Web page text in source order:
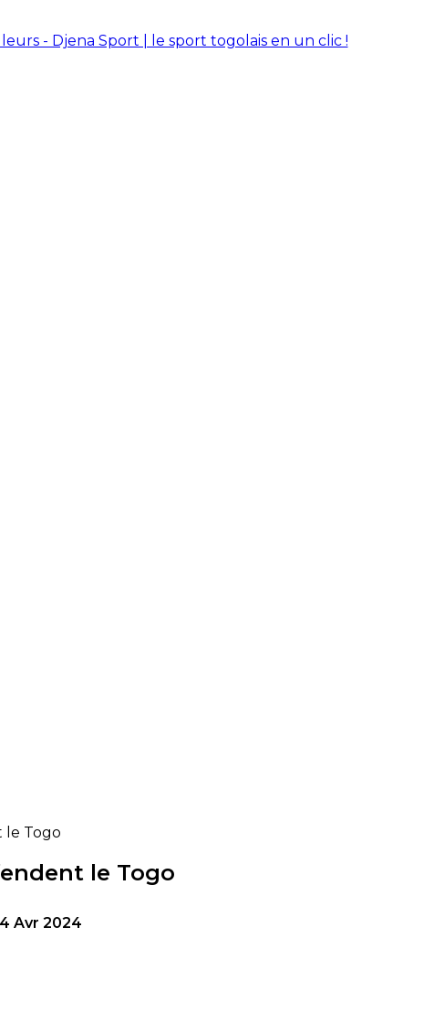
- Djena Sport | le sport togolais en un clic !
le Togo
le Togo
Avr 2024